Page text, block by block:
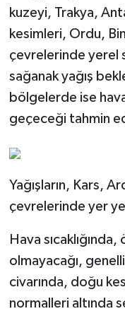
kuzeyi, Trakya,
kesimleri, Ordu,
çevrelerinde yerel
sağanak yağış
bölgelerde ise
geçeceği tahmin
Yağışların, Kars,
çevrelerinde yer
Hava
olmayacağı,
civarında, doğu
normalleri altında